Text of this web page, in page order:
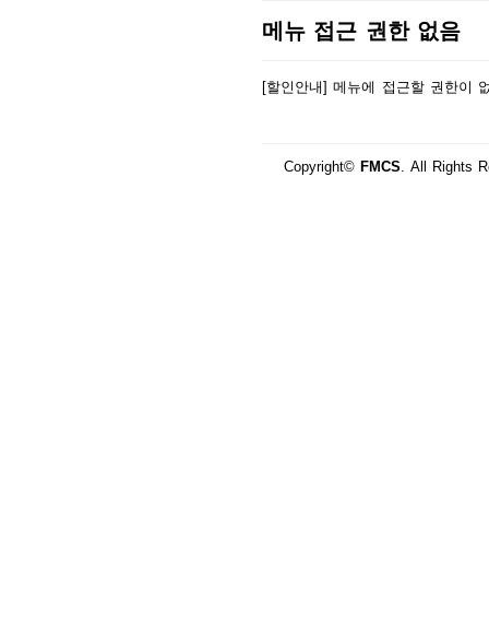
메뉴 접근 권한 없음
[할인안내] 메뉴에 접근할 권한이
Copyright© FMCS. All Rights